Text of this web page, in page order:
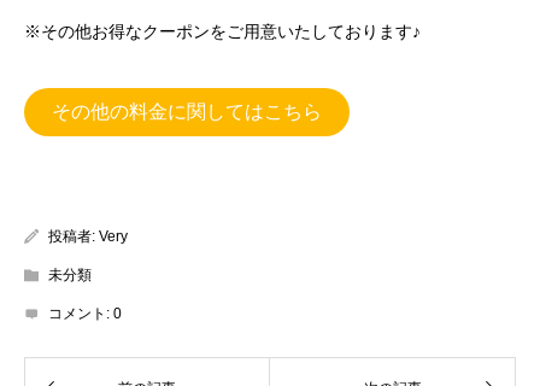
※その他お得なクーポンをご用意いたしております♪
その他の料金に関してはこちら
投稿者: Very
未分類
コメント: 0